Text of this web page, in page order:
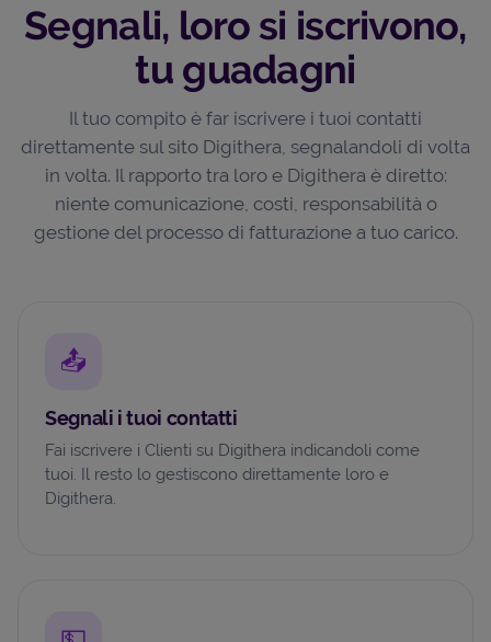
Segnali, loro si iscrivono,
tu guadagni
Il tuo compito è far iscrivere i tuoi contatti
direttamente sul sito Digithera, segnalandoli di volta
in volta. Il rapporto tra loro e Digithera è diretto:
niente comunicazione, costi, responsabilità o
gestione del processo di fatturazione a tuo carico.
📤
Segnali i tuoi contatti
Fai iscrivere i Clienti su Digithera indicandoli come
tuoi. Il resto lo gestiscono direttamente loro e
Digithera.